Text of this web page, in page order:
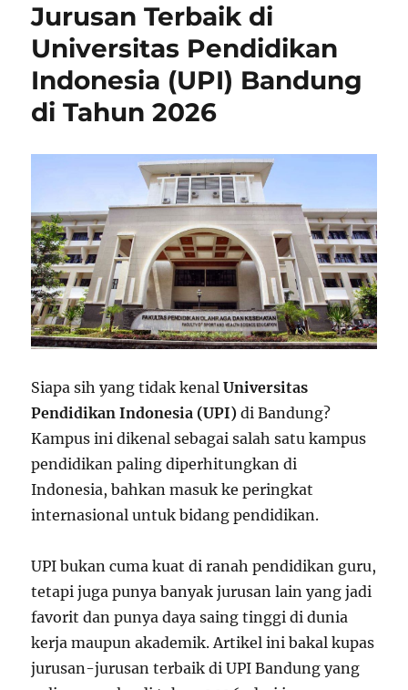
Jurusan Terbaik di
Universitas Pendidikan
Indonesia (UPI) Bandung
di Tahun 2026
Siapa sih yang tidak kenalUniversitas
Pendidikan Indonesia (UPI) di Bandung?
Kampus ini dikenal sebagai salah satu kampus
pendidikan paling diperhitungkan di
Indonesia, bahkan masuk ke peringkat
internasional untuk bidang pendidikan.
UPI bukan cuma kuat di ranah pendidikan guru,
tetapi juga punya banyak jurusan lain yang jadi
favorit dan punya daya saing tinggi di dunia
kerja maupun akademik. Artikel ini bakal kupas
jurusan-jurusan terbaik di UPI Bandung yang